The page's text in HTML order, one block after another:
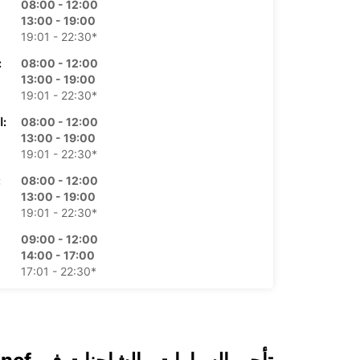
08:00 - 12:00
13:00 - 19:00
19:01 - 22:30*
الأربعاء:
08:00 - 12:00
13:00 - 19:00
19:01 - 22:30*
الخميس:
08:00 - 12:00
13:00 - 19:00
19:01 - 22:30*
08:00 - 12:00
13:00 - 19:00
19:01 - 22:30*
09:00 - 12:00
14:00 - 17:00
17:01 - 22:30*
hours may vary due to public holidays.